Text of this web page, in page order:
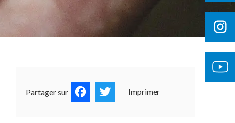
ÉGLISE
Partager sur FacebookTwitter
Imprimer